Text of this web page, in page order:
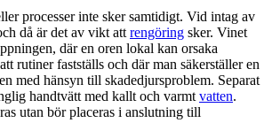
processer inte sker samtidigt. Vid intag av
då är det av vikt att rengöring sker. Vinet
där en oren lokal kan orsaka
rutiner fastställs och där man säkerställer en
med hänsyn till skadedjursproblem. Separat
handtvätt med kallt och varmt vatten.
utan bör placeras i anslutning till